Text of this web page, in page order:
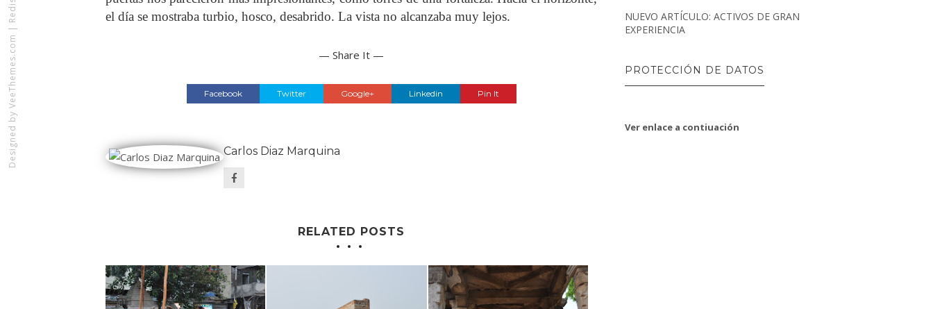
Designed by
VeeThemes.com
|
el día se mostraba turbio, hosco, desabrido. La vista no alcanzaba muy lejos.
— Share It —
Facebook Twitter Google+ Linkedin Pin It
Carlos Diaz Marquina
RELATED POSTS
NUEVO ARTÍCULO: ACTIVOS DE GRAN
EXPERIENCIA
PROTECCIÓN DE DATOS
Ver enlace a contiuación